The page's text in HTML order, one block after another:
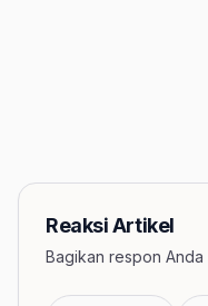
Reaksi Artikel
Bagikan respon